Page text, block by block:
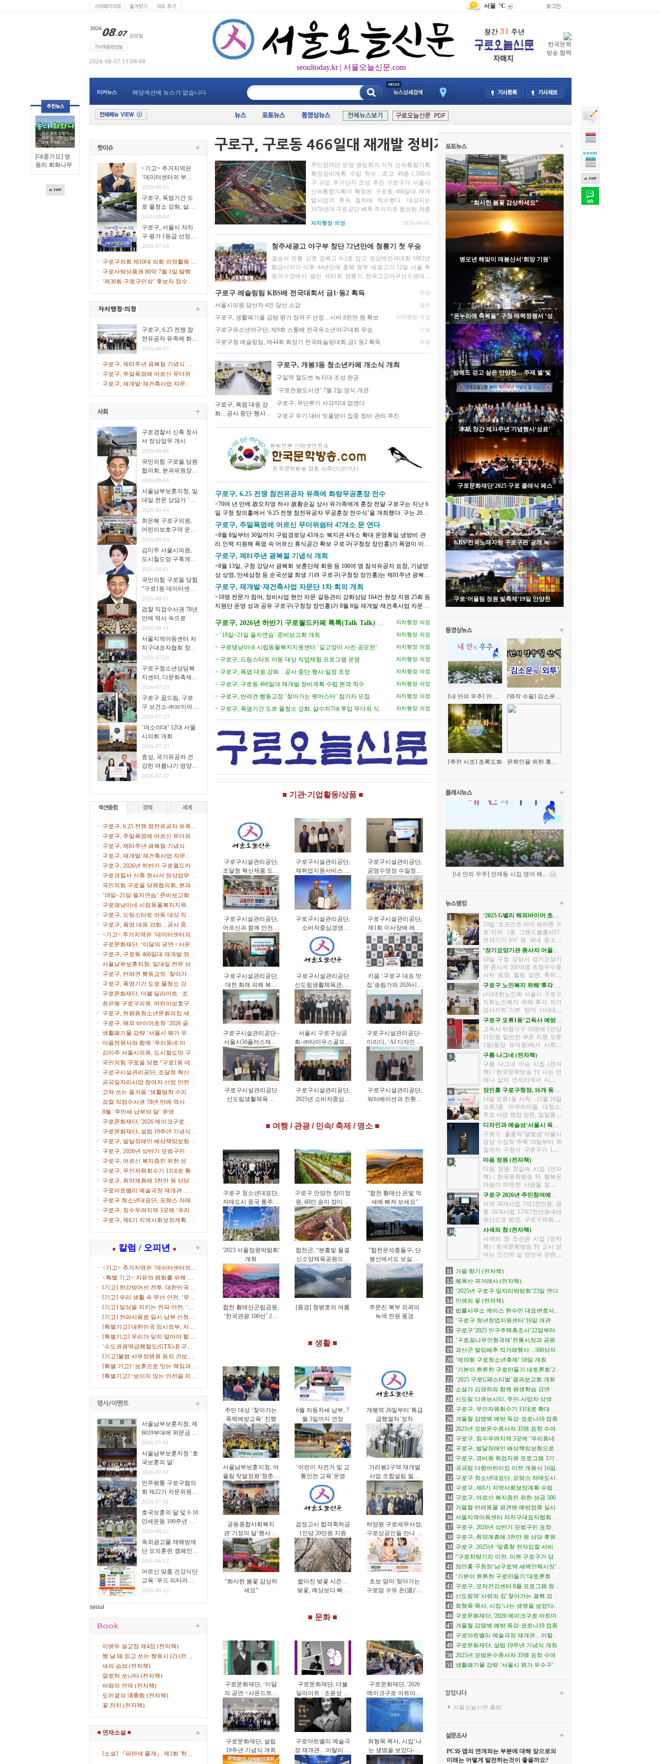
[대중가요] 영
동리 회화나무
서울 °C 로그인
seoultoday.kr | 서울오늘신문.com
한국문학
방송 협력
티커뉴스 해당섹션에 뉴스가 없습니다
<기고> 주거지역은
‘데이터센터의 부
지’가 아니다
2026-08-05
구로구, 폭염기간 도
로 물청소 강화, 살수
차7대 투입 무더위 식
힌다
2026-08-04
구로구, 서울시 자치
구 평가 1등급 선정…
2026년 지자체 합동평
2026-07-14
구로구의회 제10대 의회 의정활동 시
작
구로사랑상품권 80억 7월 1일 발행
‘제36회 구로구민상’ 후보자 접수 시
구로구, 6.25 전쟁 참
전유공자 유족에 화랑
무공훈장 전수
2026-08-07
구로구, 제81주년 광복절 기념식 개
최
구로구, 주말폭염에 어르신 무더위쉼
터 47개소 문 연다
구로구, 재개발·재건축사업 자문단 1
구로경찰서 신축 청사
서 정상업무 개시
2026-08-06
국민의힘 구로을 당원
협의회, 분과위원장∙
협의회장 임명
2026-08-06
서울남부보훈지청, 일
대일 전문 상담가 ‘보
훈매니저’ 운영
2026-08-04
최은혜 구로구의원,
어린이보호구역 운영
개선 주민 간담회 개
최
2026-08-03
김미주 서울시의원,
도시철도망 구축계획
시민공청회 참석
2026-08-01
국민의힘 구로을 당협
“구로1동 데이터센터
추진 중단을”
2026-08-01
검찰 직접수사권 78년
만에 역사 속으로
2026-08-01
서울지역아동센터 자
치구대표자협회 창립
총회 개최
2026-07-24
구로구청소년상담복
지센터, 다문화축제서
생명존중 아웃리치 운
영
2026-07-23
구로구 꿈드림, 구로
구 보건소-㈜브이아이
펫 연계
2026-07-23
‘여소야대’ 12대 서울
시의회 개회
2026-07-23
효성, 국가유공자 건
강한 여름나기 영양식
지원
2026-07-22
구로구, 6.25 전쟁 참전유공자 유족에
화랑무공훈장 전수
구로구, 주말폭염에 어르신 무더위쉼
터 47개소 문 연다
구로구, 제81주년 광복절 기념식 개
최
구로구, 재개발·재건축사업 자문단 1
차 회의 개최
구로구, 2026년 하반기 구로월드카페
톡톡(Talk Talk) 수강생 모집
구로경찰서 신축 청사서 정상업무 개
시
국민의힘 구로을 당원협의회, 분과위
원장∙협의회장 임명
‘18일~21일 을지연습’ 준비보고회 개
최
구로댕냥이네 시립동물복지지원센
터 ‘길고양이 사진 공모전’
구로구, 드림스타트 아동 대상 직업
체험 프로그램 운영
구로구, 폭염 대응 강화…공사 중단·
행사 일정 조정
<기고> 주거지역은 ‘데이터센터의
부지’가 아니다
구로문화재단, ‘이달의 공연 <사운드
트립>’ 9월 공연 개최
구로구, 구로동 466일대 재개발 정비
계획 수립 본격 착수
서울남부보훈지청, 일대일 전문 상담
가 ‘보훈매니저’ 운영
구로구, 반려견 행동교정 `찾아가는
펫마스터` 참가자 모집
구로구, 폭염기간 도로 물청소 강화,
살수차7대 투입 무더위 식힌다
구로문화재단, 더블 딜라이트 : 조윤
성 트리오 & 스탠딩 에그 개최
최은혜 구로구의원, 어린이보호구역
운영 개선 주민 간담회 개최
구로구, 천왕동청소년문화의집 새단
장…오픈파티·청소년 축제
구로구, 해외 바이어초청 ‘2026 글로
벌 비즈니스 상담회’ 참가기업 모집
생활폐기물 감량 ‘서울시 평가 우수
구’ 선정
마을정원사와 함께 ‘우리동네 마을
정원’ 식재 행사 개최
김미주 서울시의원, 도시철도망 구축
계획 시민공청회 참석
국민의힘 구로을 당협 “구로1동 데이
터센터 추진 중단을”
구로구시설관리공단, 조달청 혁신제
품 도입으로 공영주차장 화재 대응력
강화
공공일자리사업 참여자 산업 안전·
보건 교육 실시
고쳐 쓰는 즐거움 ‘생활밀착 수리교
육’ 운영
검찰 직접수사권 78년 만에 역사 속
으로
8월 ‘주민세 납부의 달’ 운영
구로문화재단, '2026 메이크구로 아
트마켓' 참가자 모집
구로문화재단, 설립 19주년 기념식
개최
구로구, 발달장애인 배상책임보험으
로 생활 속 사고 보상
구로구, 2026년 상반기 모범구민 표
창 수여
구로구, 어르신 복지증진 위한 성금
500만원 전달
구로구, 무인자원회수기 11대로 확대
운영
구로구, 취약계층에 3천만 원 상당 후
원물품 전달
구로아트밸리 예술극장 재개관…이
탈리아·한국 협연 '별들의 투란도트'
구로구 청소년대표단, 프랑스 자매도
시서 문화교류
구로구, 침수우려지역 3곳에 ‘우리동
네 수방거점’ 운영
구로구, 제6기 지역사회보장계획 수
● 칼럼 / 오피년 ●
<기고> 주거지역은 ‘데이터센터의
부...
<특별 기고> 자유와 평화를 위해 함
께...
[기고] 한강방어선 전투, 대한민국을
지켜낸 ...
[기고] 우리 생활 속 무선 안전, ‘무선
국 허...
[기고] 일상을 지키는 전파 안전, ‘적
합성평...
[기고] 전파사용료 일시 납부 신청하
고 10% ...
[특별기고] 대한민국 임시정부, 자주
독립의 ...
[특별기고] 우리가 잊지 말아야 할 서
해수호...
‘수도권광역급행철도(GTX)-B 구로
노선 환기...
[기고]불법 사무장병원 등의 건보재
정 침해에...
[특별 기고] ‘보훈으로 잇는 책임과
통합의 ...
[특별기고] ‘보이지 않는 안전을 지키
서울남부보훈지청, 제
6019부대에 위문금 전
달
2026-07-01
서울남부보훈지청 ‘호
국보훈의 달’
2026-07-01
민주평통 구로구협의
회 제22기 자문위원
31명
2026-07-01
호국보훈의 달 및 6·10
만세운동 100주년 고
척야구장서 시구·시타
2026-06-12
옥외광고물 재해방재
단 모의훈련·캠페인
실시
2026-06-12
어르신 맞춤 건강식단
교육 ‘푸드 리터러시
클래스’ 운영
2026-06-12
seoul
이병두 설교집 제4집 (전자책)
짬 날 때 읽고 쓰는 짬동시 (2) (전자
책)
새의 습성 (전자책)
알로하 쏘나타 (전자책)
바람의 언덕 (전자책)
도린곁의 淸香歌 (전자책)
꽃 잔치 (전자책)
■ 연재소설 ■
[소설] 『파란색 물개』 제1화 '한복
주민참여단 운영·원팀회의 거쳐 신속통합기획
확정정비계획 수립 착수…최고 40층·1,500가
구 규모 주거단지 조성 추진 구로구가 서울시
신속통합기획이 확정된 구로동 466일대 재개
발사업의 후속 절차에 착수했다. 대상지는
1970년대 구로공단 배후 주거지로 형성된 저층
성이 꾸준히 제기돼 왔다. 2025년 6월 서울시
신속통합기획 주택재개발 후보지로 선정된 데
이어 지난 7월 22일...
자치행정·의정 2026-08-05
청주세광고 야구부 창단 72년만에 청룡기 첫 우승
결승서 전통 강호 경북고 6-2로 잡고 정상에전국대회 1982년
황금사자기 이후 44년만에 충북 청주 세광고가 12일 서울 목
동야구장에서 열린 제81회 청룡기 전국고교야구선수권대회
구로구 레슬링팀 KBS배 전국대회서 금1·동2 획득 수상
서울시의원 당선자 4인 당선 소감 정치
구로구, 생활폐기물 감량 평가 장려구 선정…시비 8천만 원 확보 자치행정·의정
구로구유소년야구단, 제9회 스톰배 전국유소년야구대회 우승 수상
구로구청 레슬링팀, 제44회 회장기 전국레슬링대회 금1·동2 획득 수상
구로구, 폭염 대응 강
화…공사 중단·행사
구로구, 개봉3동 청소년카페 개소식 개최
구일역 철도변 녹지대 조성 완공
‘구로천왕도서관’ 7월 2일 정식 개관
구로구, 무단투기 사각지대 없앤다
구로구 우기 대비 빗물받이 집중 정비·관리 추진
구로구, 6.25 전쟁 참전유공자 유족에 화랑무공훈장 전수
>70여 년 만에 故오차영 하사·故황순길 상사 유가족에게 훈장 전달 구로구는 지난 6
일 구청 창의홀에서 ‘6.25 전쟁 참전유공자 무공훈장 전수식’을 개최했다. 구는 2019
년 시작한 육군본부 주관 ‘6.25 전쟁 무공...
구로구, 주말폭염에 어르신 무더위쉼터 47개소 문 연다
>8월 8일부터 30일까지 구립경로당 43개소·복지관 4개소 확대 운영휴일 냉방비·관
리 인력 지원해 폭염 속 어르신 휴식공간 확보 구로구(구청장 장인홍)가 폭염이 이어
지는 가운데 어르신들이 주말과 휴일에도 가까...
구로구, 제81주년 광복절 기념식 개최
>8월 13일, 구청 강당서 광복회·보훈단체 회원 등 100여 명 참석유공자 표창, 기념영
상 상영, 만세삼창 등 순국선열 희생 기려 구로구(구청장 장인홍)는 제81주년 광복절
을 맞아 오는 8월 13일(목) 오전 10시 30분 ...
구로구, 재개발·재건축사업 자문단 1차 회의 개최
>18명 전문가 참여, 정비사업 현안 자문·갈등관리 강화상담 164건·현장 지원 25회 등
지원단 운영 성과 공유 구로구(구청장 장인홍)가 8월 6일 재개발·재건축사업 자문단
구로구, 2026년 하반기 구로월드카페 톡톡(Talk Talk) 수
강생 모집
자치행정·의정
> ‘18일~21일 을지연습’ 준비보고회 개최 자치행정·의정
> 구로댕냥이네 시립동물복지지원센터 ‘길고양이 사진 공모전’ 자치행정·의정
> 구로구, 드림스타트 아동 대상 직업체험 프로그램 운영 자치행정·의정
> 구로구, 폭염 대응 강화…공사 중단·행사 일정 조정 자치행정·의정
> 구로구, 구로동 466일대 재개발 정비계획 수립 본격 착수 자치행정·의정
> 구로구, 반려견 행동교정 `찾아가는 펫마스터` 참가자 모집 자치행정·의정
> 구로구, 폭염기간 도로 물청소 강화, 살수차7대 투입 무더위 식힌
자치행정·의정
■ 기관·기업활동/상품 ■
구로구시설관리공단,
조달청 혁신제품 도입
으로 공영주차장 화재
대응력 강화
구로구시설관리공단,
재취업지원서비스 기
업컨설팅 업무협약 체
결(
구로구시설관리공단,
공영수영장 수질정보
공개 고도화 추진
구로구시설관리공단,
어르신과 함께 안전한
보행문화 확산
구로구시설관리공단,
소비자중심경영
(CCM) 선포… 고객
중심 서비스 혁신 나
선다
구로구시설관리공단,
제1회 이사장배 레이
저사격대회 개최
구로구시설관리공단,
대전 화재 피해 복구
지원 성금 전달
구로구시설관리공단
신도림생활체육관, 어
르신 건강체조교실 운
영
키움 ‘구로구 대표 맛
집’송림가와 2026시즌
파트너십 체결
구로구시설관리공단–
서울시50플러스재단,
중장년 일자리 창출
업무협약
서울시 구로구상공
회–㈜타미우스골프앤
빌리지‘업무협약’체
결
구로구시설관리공단–
미리디, ‘AI 디자인 기
반 공공디지털 전환’
업무협약 체결
구로구시설관리공단
신도림생활체육관,
구로구시설관리공단,
2025년 소비자중심경
구로구시설관리공단,
워터베이션과 친환경
■ 여행 / 관광 / 민속/ 축제 / 명소 ■
구로구 청소년대표단,
자매도시 중국 통주구
방문…4박 5일 교류
활동
구로구 안양천 장미정
원, 60만 송이 장미 만
개 ‘절정’
“합천 황매산 은빛 억
새에 빠져 보세요”
'2023 서울정원박람회'
개최
합천군, “분홍빛 물결
신소양체육공원으로
오세요"
"합천운석충돌구, 단
봉산에서도 보실 수
있습니다"
합천 황매산군립공원,
‘한국관광 100선’ 2회
[풍경] 청평호의 여름
주문진 북부 외곽의
녹색 전원 풍경
■ 생활 ■
주민 대상 ‘찾아가는
폭력예방교육’ 진행
6월 자동차세 납부, 7
월 3일까지 연장
개봉역 26일부터‘특급
급행열차’정차
서울남부보훈지청, 어
울림 텃밭정원‘청춘을
심는 실버 텃밭’진행
‘어린이 자전거 및 교
통안전 교육’운영
가리봉2구역 재개발
사업 조합설립 절차
본격화
궁동종합사회복지
관‘가정의 달’행사 진
행
검정고시 합격축하금
1인당 20만원 지원
허양원 구로세무서장,
구로상공인들 만나 애
로∙건의사항 청취
“화사한 봄꽃 감상하
세요”
짧아진 벚꽃 시즌…
벚꽃, 예상보다 빠르
초보 엄마‘찾아가는
구로맘 수유 온(溫)’시
■ 문화 ■
구로문화재단, ‘이달
의 공연 <사운드트립
>’ 9월 공연 개최
구로문화재단, 더블
딜라이트 : 조윤성 트
리오 & 스탠딩 에그
개최
구로문화재단, '2026
메이크구로 아트마켓'
참가자 모집
구로문화재단, 설립
19주년 기념식 개최
구로아트밸리 예술극
장 재개관…이탈리아·
한국 협연 '별들의 투
최형묵 목사, 시집‘나
는 생명을 보았다-기
다림의 시간들-’출간
“화사한 봄꽃 감상하세요”
병오년 해맞이 매봉산서‘희망 기원’
“온누리에 축복을” 구청 매력정원서 ‘성탄
트리 점등’
밤에도 걷고 싶은 안양천… 주제 별‘빛의
산책길’조성
本紙 창간 제31주년 기념행사‘성료’
구로문화재단‘2025 구로 클래식 페스
타’개막식 성료
KBS‘전국노래자랑 구로구편’공개 녹화
성황리 열려
구로‘어울림 정원 빛축제’19일 안양천서
[내 안의 우주] 안재
동 시집 영어 해설(평
론)
[명작 수필] 김소운의
'외투'
[추천 시조] 초록도화
문학인을 위한 홍문
1419 0
[내 안의 우주] 안재동 시집 영어 해...
1
‘2025 G밸리 해외바이어 초청
수출상담회’개최
23일 ‘포포인츠 바이 쉐라톤 구
로’지하 1층 그랜드볼룸서IT·
전자기기·SW 등 국내 중소기
업 63개사, 해외 바이어 30개사
참가 구로구가 23일 서울경제
진흥원·금천구·한국산업단지
공단과 함께 ‘2025 G밸리 해
외...
2
‘장기요양기관 종사자 어울림
한마당’개최
18일 구청 강당서 장기요양기
관 종사자 300여명 초청우수종
사자 표창, 힐링 강연, 축하공
연 등 행사 다채 구로구가 10월
18일 오후 2시 30분부터 구청 5
층 강당에서 관내 장기요양기
관 종사자 어울림 한마당 행사
를 ...
3
구로구 노인복지 위해‘후각 자
가검사키트’기부 받아
(사)대한노인회 서울시 구로구
지회노인복지 위해‘후각 자가
검사키트’기부 받아 (사)대한
노인회 서울시 구로구지회(지
회장 함태호)는 어르신들의 건
강한 노후를 응원하기 위해 국
내 후각의료분야 전문기업 ㈜
아로마...
4
구로구 오류1동‘고독사 예방사
업’추진
고독사 위험가구 10명에 1인당
11만원 밑반찬 쿠폰 지원 오류
1동(동장 유덕중)에서 사회적
고립에 따른 고독사를 예방하
기 위해 특별한 사업<나 혼자
산다 ‘외출의 재발견’>을 추진
한다.이 사업은 공공의 적...
5
구름 나그네 (전자책)
구름 나그네 이승 시집 (전자
책) / 한국문학방송 刊 시는 언
제나 삶의 언저리에서 시작되
었습니다. 찻잔을 비우며 마주
한 조용한 아침, 노을이 깃든
저녁 마당에서 들려오는 바람
소리, 그리고 아내와 나눈 한마
디...
6
장인홍 구로구청장, 16개 동 순
회 방문 나서
14일 오류1동 시작…11월 24일
오류2동 마무리마을 대청소,
주요 사업 현장 방문, 일일동장
등 구로구가 지난 10월 14일 오
류1동을 시작으로 ‘2025년 하
반기 구청장 동 방문’ 일정에
나섰다.구청장 동 방문은 구
민...
7
디자인과 예술성‘서울시 옥외
광고 수상작’전시
구로구 출품작‘달빛샘’서울시
장상 수상작‘주목’16일부터 30
일까지 구청서 구로구가 10월
16일부터 30일까지 구청에서
‘2025년 서울시 옥외광고대상
공모전’ 수상작 전시회를 연다.
이번 전시회는 서울시와 (사)...
8
마음 정원 (전자책)
마음 정원 장길숙 시집 (전자
책) / 한국문학방송 刊 행복은
마음이 따뜻한 사람을 찾아간
다고 합니다. 마음 정원에 피어
있는 꽃들을 보며 곱다 예쁘다!
저절로 나오는 말, 자연에서 같
이 살기를 배우며 사색하며 ...
9
구로구 2026년 주민참여예산
사업 최종 선정
지역 36개사업 7억2천만원, 공
통 28개사업 12억7천만원내년
예산으로 편성, 구로구의회 심
의 거쳐 최종 확정 구로구 2025
년 주민참여예산 총회가 지난
14일 오후 4시 구청 강당에서
성황리에 마쳤다.구는 구정 전
반...
10
사색의 창 (전자책)
사색의 창 조선윤 시집 (전자
책) / 한국문학방송 刊 고사 성
어는 인간의 삶 전반과 관련된
등을 옛 선인들의 사건에서 교
훈을 얻어 한자로 표현한 것이
11 가을 향기 (전자책)
12 혜목산 귀거래사 (전자책)
13 ‘2025년 구로구 일자리박람회’23일 연다
14 인생의 꽃 (전자책)
15 법률사무소 케이스 현수민 대표변호사,
(재)구로구장학회에 장학금 전달
16 ‘구로구 청년창업지원센터’16일 개관
17 구로구‘2025 인구주택총조사’22일부터 실
시
18 ‘구로꿈나무인형극제’전통시장과 공원으
로 확장 개막
19 괴산군 절임배추 직거래행사…500상자
선착순
20 ‘제10회 구로청소년축제’ 18일 개최
21 ‘기본이 튼튼한 구로만들기 대토론회’22
일 개최
22 ‘2025 구로G페스티벌’결과보고회 개최
23 소설가 김영하와 함께 평생학습 강연 연
다
24 신도림 디큐브시티, 주민-사업자 상생안
합의
25 구로구, 무인자원회수기 11대로 확대 운
영
26 겨울철 감염병 예방 독감·코로나19 접종
27 2025년 모범운수종사자 35명 표창 수여
28 구로구, 침수우려지역 3곳에 ‘우리동네 수
방거점’ 운영
29 구로구, 발달장애인 배상책임보험으로 생
활 속 사고 보상
30 구로구, 경비원 취업지원 프로그램 3기 참
여자 모집
31 국공립 다향어린이집 이전 개원식 16일
개최
32 구로구 청소년대표단, 프랑스 자매도시서
문화교류
33 구로구, 제6기 지역사회보장계획 수립 본
격화
34 구로구, 어르신 복지증진 위한 성금 500만
원 전달
35 가을철 반려동물 광견병 예방접종 실시
36 서울지역아동센터 자치구대표자협회 창
립총회 개최
37 구로구, 2026년 상반기 모범구민 표창 수
여
38 구로구, 취약계층에 3천만 원 상당 후원물
품 전달
39 구로구, 2025년 ‘맞춤형 전자입찰 서비스
실무교육’ 14일 개최
40 “구로차량기지 이전, 이젠 구로구가 답해
야 할 때”
41 장인홍 구청장‘남구로역 새벽인력시장’찾
아
42 ‘기본이 튼튼한 구로만들기’대토론회 열
어
43 구로구, 모자건강센터 8월 프로그램 참여
자 모집
44 신도림역‘사랑의 집’찾아가는 결핵 검진
진행
45 최형묵 목사, 시집‘나는 생명을 보았다-기
다림의 시간들-’출간
46 구로문화재단, '2026 메이크구로 아트마
켓' 참가자 모집
47 겨울철 감염병 예방 독감·코로나19 접종
48 구로아트밸리 예술극장 재개관…이탈리
아·한국 협연 '별들의 투란도트'
49 구로문화재단, 설립 19주년 기념식 개최
50 2025년 모범운수종사자 35명 표창 수여
51 생활폐기물 감량 ‘서울시 평가 우수구’ 선
서울오늘신문 출범
PC와 앱의 연개되는 부분에 대해 앞으로의
미래는 어떻게 발전하는것이 좋을까요?